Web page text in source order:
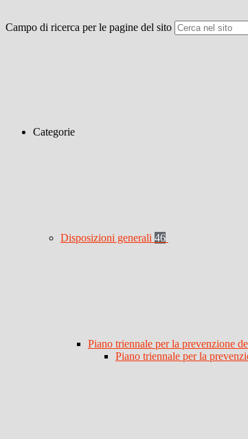
Campo di ricerca per le pagine del sito
Categorie
Disposizioni generali 46
Piano triennale per la prevenzione
Piano triennale per la